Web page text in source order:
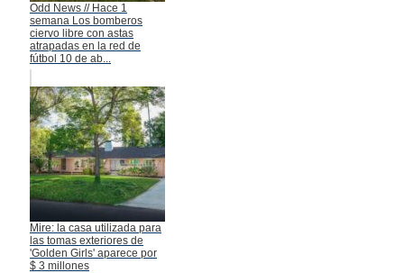
Odd News // Hace 1
semana Los bomberos
ciervo libre con astas
atrapadas en la red de
fútbol 10 de ab...
Mire: la casa utilizada para
las tomas exteriores de
'Golden Girls' aparece por
$ 3 millones